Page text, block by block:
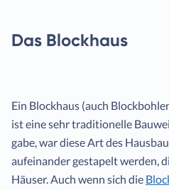
Das Blockhaus
Ein Blockhaus (auch
ist eine sehr traditionelle
gabe, war diese Art des
aufeinander gestapelt werden,
Häuser. Auch wenn sich die